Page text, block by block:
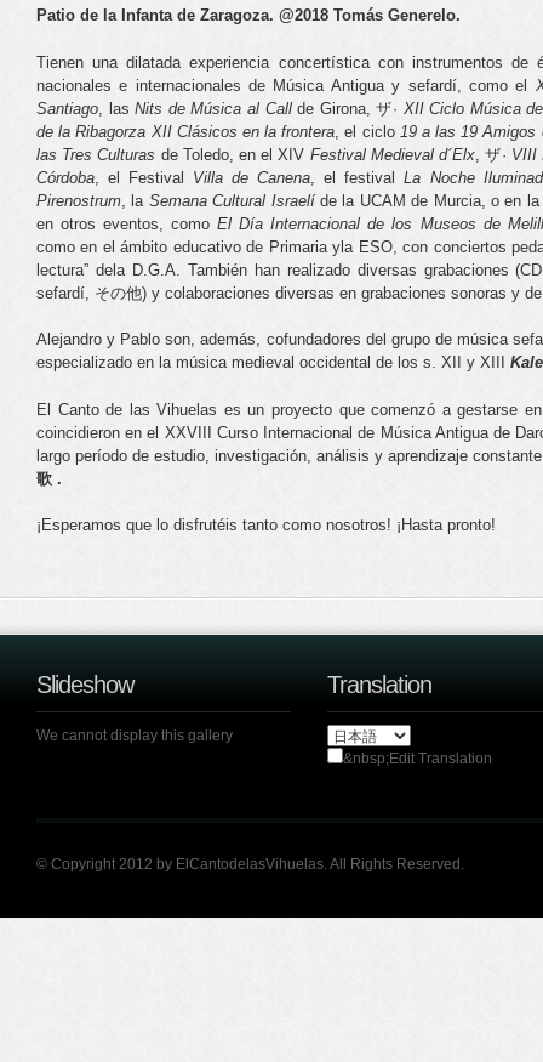
Patio de la Infanta de Zaragoza. @2018 Tomás Generelo.
Tienen una dilatada experiencia concertística con instrumentos de
nacionales e internacionales de Música Antigua y sefardí, como el
Santiago , lasNits de Música al Callde Girona, ザ· XII Ciclo Música
de la Ribagorza XII Clásicos en la frontera , el ciclo 19 alas 19 Amigos
las Tres Culturas de Toledo, en el XIV Festival Medieval d´Elx , ザ· VIII
Córdoba , el Festival Villa de Canena , el festivalLa Noche
Pirenostrum , la Semana Cultural Israelíde la UCAM de Murcia, o en
en otros eventos, comoEl Día Internacional de los Museos de
como en el ámbito educativo de Primaria yla ESO, con conciertos
lectura” dela D.G.A. También han realizado diversas grabaciones
sefardí, その他) y colaboraciones diversas en grabaciones sonoras y
Alejandro y Pablo son, además, cofundadores del grupo de música
especializado en la música medieval occidental de los s. XII y XIII
El Canto de las Vihuelas es un proyecto que comenzó a gestarse
coincidieron en el XXVIII Curso Internacional de Música Antigua de
largo período de estudio, investigación, análisis y aprendizaje
歌 .
¡Esperamos que lo disfrutéis tanto como nosotros! ¡Hasta pronto!
Slideshow
We cannot display this gallery
Translation
&nbsp;Edit Translation
© Copyright 2012 by ElCantodelasVihuelas. All Rights Reserved.